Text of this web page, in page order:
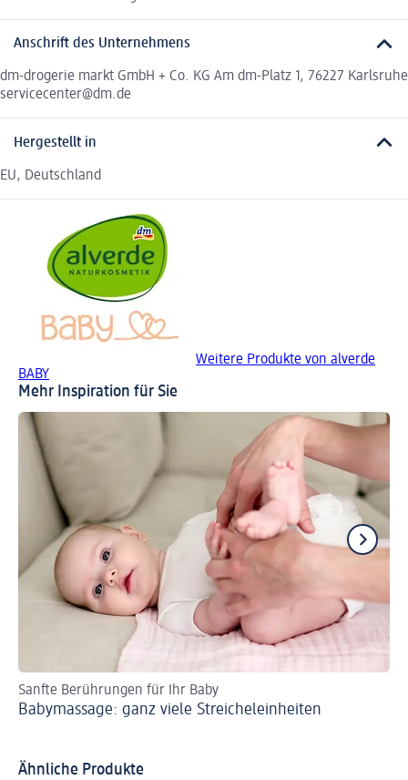
Anschrift des Unternehmens
dm-drogerie markt GmbH + Co. KG Am dm-Platz 1, 76227 Karlsruhe
servicecenter@dm.de
Hergestellt in
EU, Deutschland
Weitere Produkte von alverde
BABY
Mehr Inspiration für Sie
Sanfte Berührungen für Ihr Baby
Babymassage: ganz viele Streicheleinheiten
Ähnliche Produkte